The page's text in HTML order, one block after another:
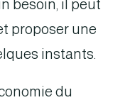
besoin, il peut
proposer une
instants.
du